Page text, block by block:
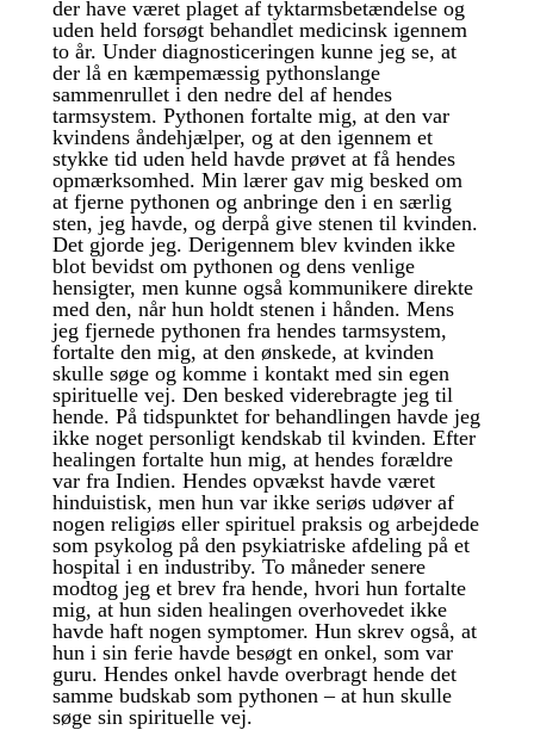
der have været plaget af tyktarmsbetændelse og
uden held forsøgt behandlet medicinsk igennem
to år. Under diagnosticeringen kunne jeg se, at
der lå en kæmpemæssig pythonslange
sammenrullet i den nedre del af hendes
tarmsystem. Pythonen fortalte mig, at den var
kvindens åndehjælper, og at den igennem et
stykke tid uden held havde prøvet at få hendes
opmærksomhed. Min lærer gav mig besked om
at fjerne pythonen og anbringe den i en særlig
sten, jeg havde, og derpå give stenen til kvinden.
Det gjorde jeg. Derigennem blev kvinden ikke
blot bevidst om pythonen og dens venlige
hensigter, men kunne også kommunikere direkte
med den, når hun holdt stenen i hånden. Mens
jeg fjernede pythonen fra hendes tarmsystem,
fortalte den mig, at den ønskede, at kvinden
skulle søge og komme i kontakt med sin egen
spirituelle vej. Den besked viderebragte jeg til
hende. På tidspunktet for behandlingen havde jeg
ikke noget personligt kendskab til kvinden. Efter
healingen fortalte hun mig, at hendes forældre
var fra Indien. Hendes opvækst havde været
hinduistisk, men hun var ikke seriøs udøver af
nogen religiøs eller spirituel praksis og arbejdede
som psykolog på den psykiatriske afdeling på et
hospital i en industriby. To måneder senere
modtog jeg et brev fra hende, hvori hun fortalte
mig, at hun siden healingen overhovedet ikke
havde haft nogen symptomer. Hun skrev også, at
hun i sin ferie havde besøgt en onkel, som var
guru. Hendes onkel havde overbragt hende det
samme budskab som pythonen – at hun skulle
søge sin spirituelle vej.